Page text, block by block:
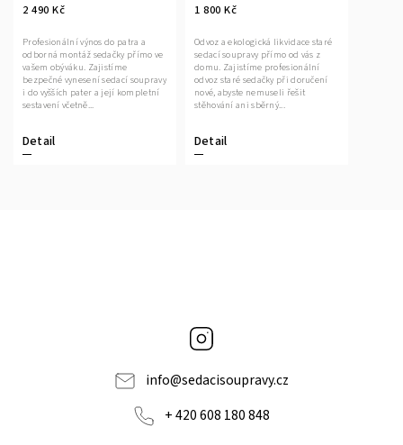
2 490 Kč
Detail
Profesionální výnos do patra a
odborná montáž sedačky přímo ve
vašem obýváku. Zajistíme
bezpečné vynesení sedací soupravy
i do vyšších pater a její kompletní
sestavení včetně...
1 800 Kč
Detail
Odvoz a ekologická likvidace staré
sedací soupravy přímo od vás z
domu. Zajistíme profesionální
odvoz staré sedačky při doručení
nové, abyste nemuseli řešit
stěhování ani sběrný...
info@sedacisoupravy.cz
+ 420 608 180 848